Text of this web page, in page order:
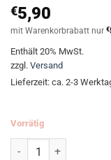
€5,90
mit Warenkorbrabatt nur €
Enthält 20% MwSt.
zzgl. Versand
Lieferzeit: ca. 2-3
Vorrätig
Bastelkleber - große